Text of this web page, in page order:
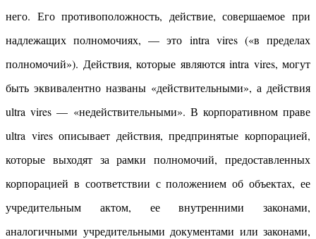
него. Его противоположность, действие, совершаемое при
надлежащих полномочиях, — это intra vires («в пределах
полномочий»). Действия, которые являются intra vires, могут
быть эквивалентно названы «действительными», а действия
ultra vires — «недействительными». В корпоративном праве
ultra vires описывает действия, предпринятые корпорацией,
которые выходят за рамки полномочий, предоставленных
корпорацией в соответствии с положением об объектах, ее
учредительным актом, ее внутренними законами,
аналогичными учредительными документами или законами,